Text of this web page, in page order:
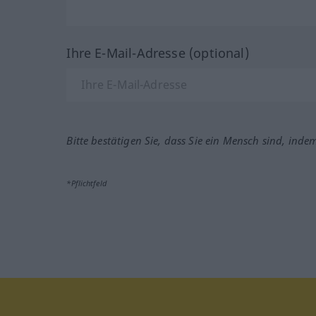
Ihre E-Mail-Adresse (optional)
Bitte bestätigen Sie, dass Sie ein Mensch sind,
*Pflichtfeld